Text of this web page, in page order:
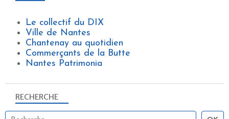
RECHERCHE
Le collectif du DIX
Ville de Nantes
Chantenay au quotidien
Commerçants de la Butte
Nantes Patrimonia